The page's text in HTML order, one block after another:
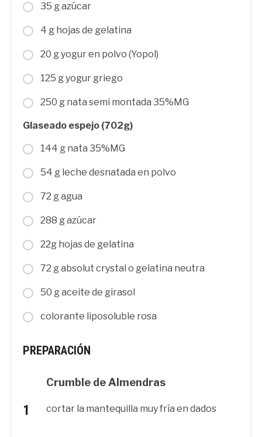
35 g azúcar
4 g hojas de gelatina
20 g yogur en polvo (Yopol)
125 g yogur griego
250 g nata semi montada 35%MG
Glaseado espejo (702g)
144 g nata 35%MG
54 g leche desnatada en polvo
72 g agua
288 g azúcar
22g hojas de gelatina
72 g absolut crystal o gelatina neutra
50 g aceite de girasol
colorante liposoluble rosa
PREPARACIÓN
Crumble de Almendras
cortar la mantequilla muy fría en dados